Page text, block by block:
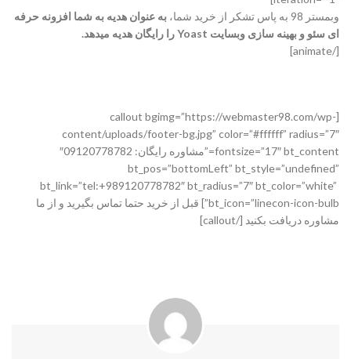
وبمستر 98 به پاس تشکر از خرید شما،
به عنوان هدیه به شما افزونه حرفه
ای سئو و بهینه سازی وبسایت Yoast را رایگان هدیه میدهد.
[/animate]
[callout bgimg=”https://webmaster98.com/wp-
content/uploads/footer-bg.jpg” color=”#ffffff” radius=”7″
fontsize=”17″ bt_content=”مشاوره رایگان: 09120778782″
bt_pos=”bottomLeft” bt_style=”undefined”
bt_link=”tel:+989120778782″ bt_radius=”7″ bt_color=”white”
bt_icon=”linecon-icon-bulb”] قبل از خرید حتما تماس بگیرید و از ما
مشاوره دریافت بکنید [/callout]